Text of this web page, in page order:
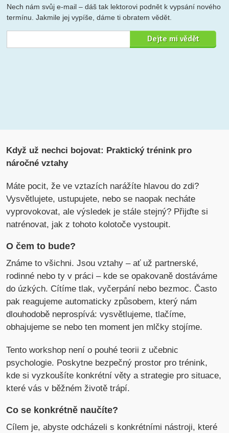
Nech nám svůj e-mail – dáš tak lektorovi podnět k vypsání nového
termínu. Jakmile jej vypíše, dáme ti obratem vědět.
Když už nechci bojovat: Praktický trénink pro
náročné vztahy
Máte pocit, že ve vztazích narážíte hlavou do zdi?
Vysvětlujete, ustupujete, nebo se naopak necháte
vyprovokovat, ale výsledek je stále stejný? Přijďte si
natrénovat, jak z tohoto kolotoče vystoupit.
O čem to bude?
Známe to všichni. Jsou vztahy – ať už partnerské,
rodinné nebo ty v práci – kde se opakovaně dostáváme
do úzkých. Cítíme tlak, vyčerpání nebo bezmoc. Často
pak reagujeme automaticky způsobem, který nám
dlouhodobě neprospívá: vysvětlujeme, tlačíme,
obhajujeme se nebo ten moment jen mlčky stojíme.
Tento workshop není o pouhé teorii z učebnic
psychologie. Poskytne bezpečný prostor pro trénink,
kde si vyzkoušíte konkrétní věty a strategie pro situace,
které vás v běžném životě trápí.
Co se konkrétně naučíte?
Cílem je, abyste odcházeli s konkrétními nástroji, které